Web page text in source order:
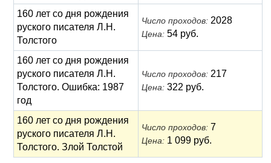
160 лет со дня рождения
руского писателя Л.Н.
Толстого
Число проходов: 2028
Цена: 54 руб.
160 лет со дня рождения
руского писателя Л.Н.
Толстого. Ошибка: 1987
год
Число проходов: 217
Цена: 322 руб.
160 лет со дня рождения
руского писателя Л.Н.
Толстого. Злой Толстой
Число проходов: 7
Цена: 1 099 руб.